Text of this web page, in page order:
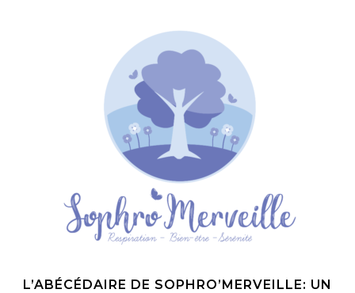
L’ABÉCÉDAIRE DE SOPHRO’MERVEILLE: UN